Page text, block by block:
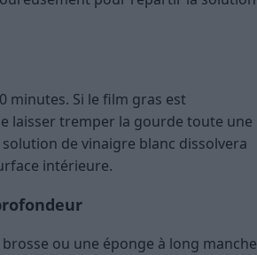
minutes. Si le film gras est
laisser tremper la gourde toute une
de vinaigre blanc dissolvera
intérieure.
ou une éponge à long manche